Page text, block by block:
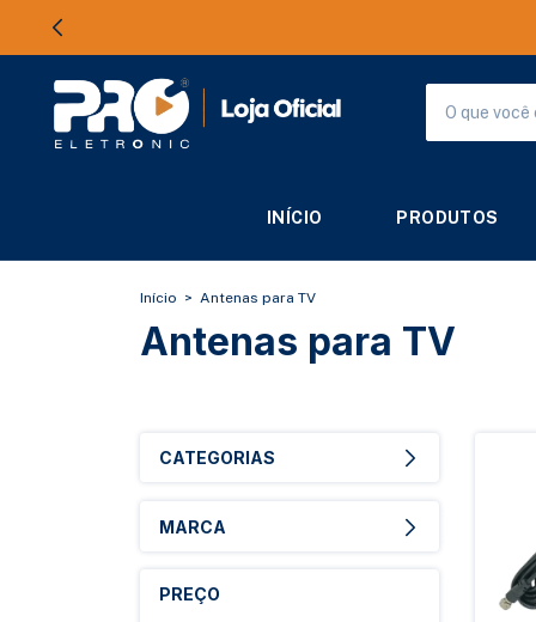
INÍCIO PRODUTOS
Início > Antenas para TV
Antenas para TV
CATEGORIAS
MARCA
PREÇO